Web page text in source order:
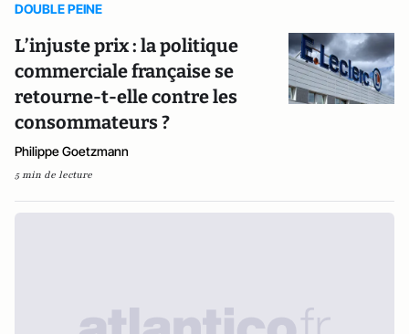
DOUBLE PEINE
L’injuste prix : la politique
commerciale française se
retourne-t-elle contre les
consommateurs ?
Philippe Goetzmann
5 min de lecture